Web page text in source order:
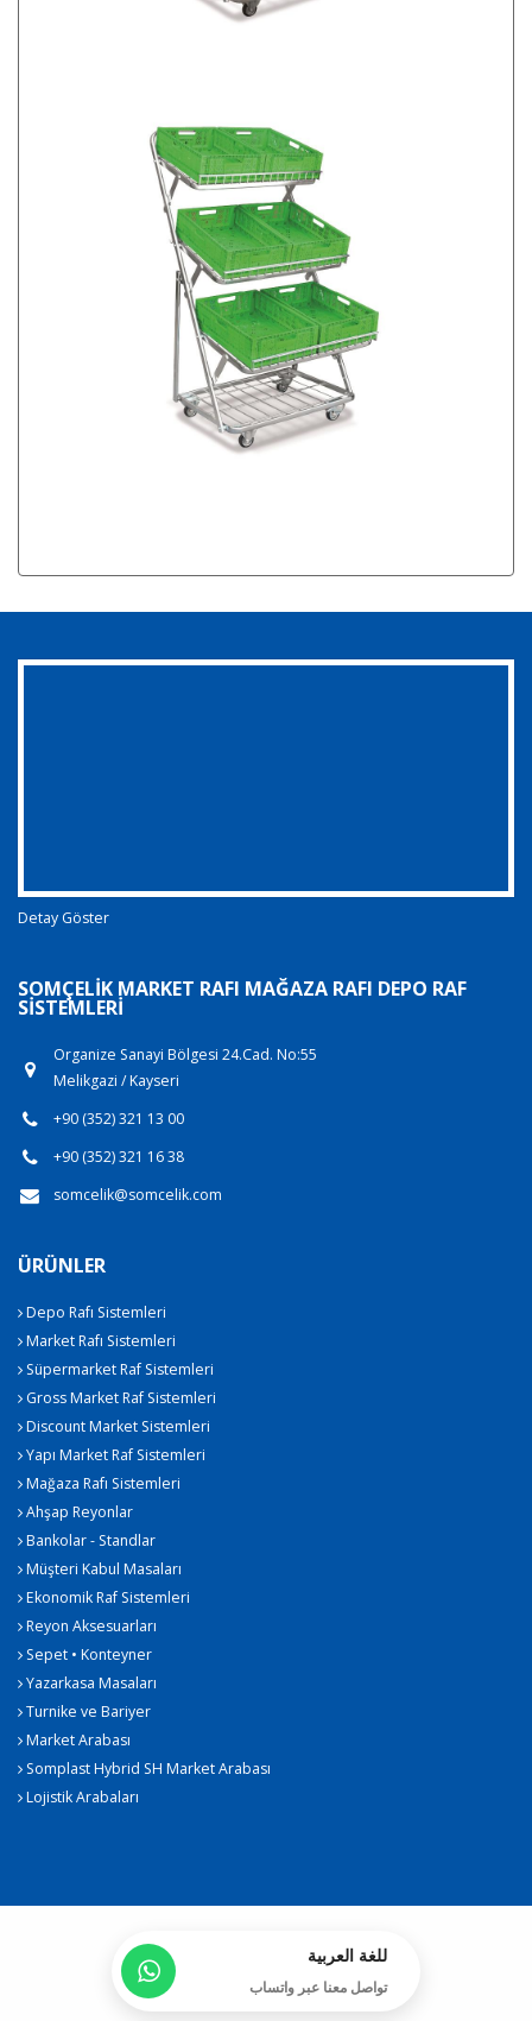
Detay Göster
SOMÇELIK MARKET RAFI MAĞAZA RAFI DEPO RAF
SISTEMLERI
Organize Sanayi Bölgesi 24.Cad. No:55
Melikgazi / Kayseri
+90 (352) 321 13 00
+90 (352) 321 16 38
somcelik@somcelik.com
ÜRÜNLER
Depo Rafı Sistemleri
Market Rafı Sistemleri
Süpermarket Raf Sistemleri
Gross Market Raf Sistemleri
Discount Market Sistemleri
Yapı Market Raf Sistemleri
Mağaza Rafı Sistemleri
Ahşap Reyonlar
Bankolar - Standlar
Müşteri Kabul Masaları
Ekonomik Raf Sistemleri
Reyon Aksesuarları
Sepet • Konteyner
Yazarkasa Masaları
Turnike ve Bariyer
Market Arabası
Somplast Hybrid SH Market Arabası
Lojistik Arabaları
للغة العربية
تواصل معنا عبر واتساب